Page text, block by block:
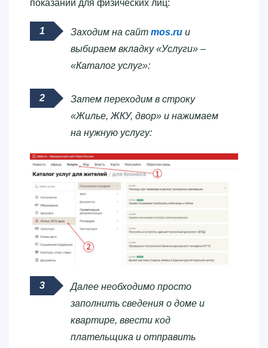
показаний для физических лиц:
Заходим на сайт mos.ru и
выбираем вкладку «Услуги» –
«Каталог услуг»:
Затем переходим в строку
«Жилье, ЖКУ, двор» и нажимаем
на нужную услугу:
Далее необходимо просто
заполнить сведения о доме и
квартире, ввести код
плательщика и отправить